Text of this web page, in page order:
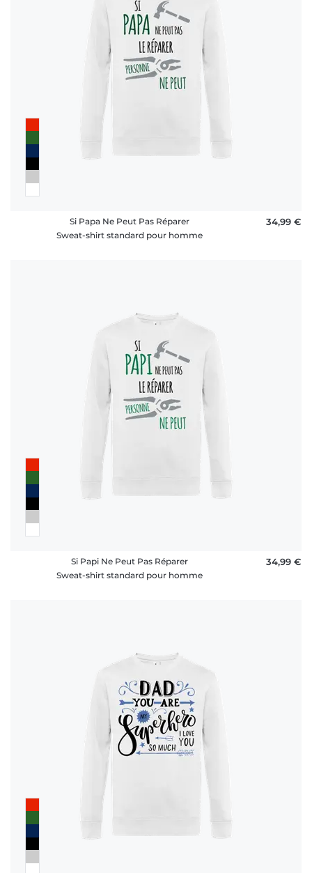
Si Papa Ne Peut Pas Réparer
Sweat-shirt standard pour homme
34,99 €
Si Papi Ne Peut Pas Réparer
Sweat-shirt standard pour homme
34,99 €